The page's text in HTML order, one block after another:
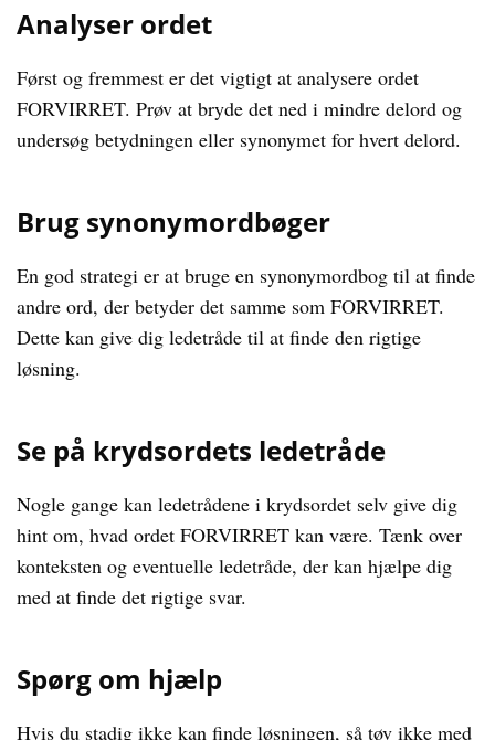
Analyser ordet
Først og fremmest er det vigtigt at analysere ordet
FORVIRRET. Prøv at bryde det ned i mindre delord og
undersøg betydningen eller synonymet for hvert delord.
Brug synonymordbøger
En god strategi er at bruge en synonymordbog til at finde
andre ord, der betyder det samme som FORVIRRET.
Dette kan give dig ledetråde til at finde den rigtige
løsning.
Se på krydsordets ledetråde
Nogle gange kan ledetrådene i krydsordet selv give dig
hint om, hvad ordet FORVIRRET kan være. Tænk over
konteksten og eventuelle ledetråde, der kan hjælpe dig
med at finde det rigtige svar.
Spørg om hjælp
Hvis du stadig ikke kan finde løsningen, så tøv ikke med